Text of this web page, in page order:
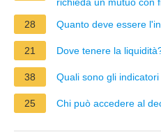
28
Quanto deve essere
21 Dove tenere la
38 Quali sono gli
25 Chi può accedere al